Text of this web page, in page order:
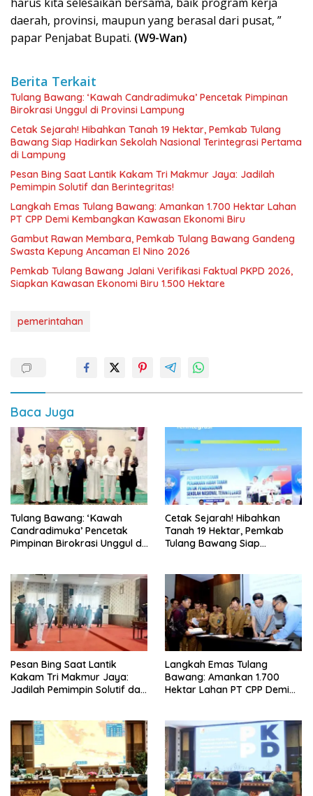
daerah, provinsi, maupun yang berasal dari pusat, ”
papar Penjabat Bupati. (W9-Wan)
Berita Terkait
Tulang Bawang: ‘Kawah Candradimuka’ Pencetak Pimpinan
Birokrasi Unggul di Provinsi Lampung
Cetak Sejarah! Hibahkan Tanah 19 Hektar, Pemkab Tulang
Bawang Siap Hadirkan Sekolah Nasional Terintegrasi Pertama
di Lampung
Pesan Bing Saat Lantik Kakam Tri Makmur Jaya: Jadilah
Pemimpin Solutif dan Berintegritas!
Langkah Emas Tulang Bawang: Amankan 1.700 Hektar Lahan
PT CPP Demi Kembangkan Kawasan Ekonomi Biru
Gambut Rawan Membara, Pemkab Tulang Bawang Gandeng
Swasta Kepung Ancaman El Nino 2026
Pemkab Tulang Bawang Jalani Verifikasi Faktual PKPD 2026,
Siapkan Kawasan Ekonomi Biru 1.500 Hektare
pemerintahan
Baca Juga
Tulang Bawang: ‘Kawah
Candradimuka’ Pencetak
Pimpinan Birokrasi Unggul di
Cetak Sejarah! Hibahkan
Tanah 19 Hektar, Pemkab
Tulang Bawang Siap
Lampung
Pesan Bing Saat Lantik
Kakam Tri Makmur Jaya:
Jadilah Pemimpin Solutif dan
Langkah Emas Tulang
Bawang: Amankan 1.700
Hektar Lahan PT CPP Demi